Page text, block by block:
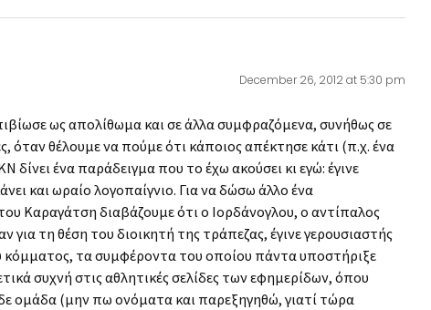
December 26, 2012 at 5:30 pm
ως απολίθωμα και σε άλλα συμφραζόμενα, συνήθως σε
όταν θέλουμε να πούμε ότι κάποιος απέκτησε κάτι (π.χ. ένα
δίνει ένα παράδειγμα που το έχω ακούσει κι εγώ: έγινε
και ωραίο λογοπαίγνιο. Για να δώσω άλλο ένα
Καραγάτση διαβάζουμε ότι ο Ιορδάνογλου, ο αντίπαλος
για τη θέση του διοικητή της τράπεζας, έγινε γερουσιαστής
κόμματος, τα συμφέροντα του οποίου πάντα υποστήριξε
συχνή στις αθλητικές σελίδες των εφημερίδων, όπου
ομάδα (μην πω ονόματα και παρεξηγηθώ, γιατί τώρα